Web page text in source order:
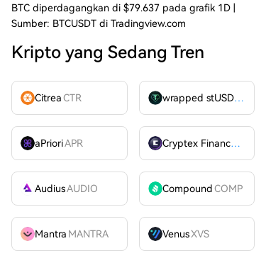
BTC diperdagangkan di $79.637 pada grafik 1D |
Sumber: BTCUSDT di Tradingview.com
Kripto yang Sedang Tren
CitreaCTR wrapped stUSDT
aPrioriAPR Cryptex FinanceCTX
AudiusAUDIO CompoundCOMP
Mantra MANTRA VenusXVS